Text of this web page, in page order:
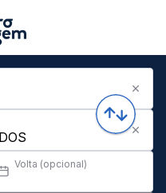
Volta (opcional)